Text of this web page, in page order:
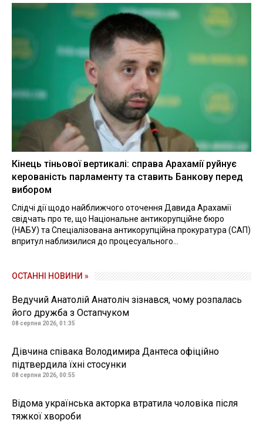
Кінець тіньової вертикалі: справа Арахамії руйнує
керованість парламенту та ставить Банкову перед
вибором
Слідчі дії щодо найближчого оточення Давида Арахамії
свідчать про те, що Національне антикорупційне бюро
(НАБУ) та Спеціалізована антикорупційна прокуратура (САП)
впритул наблизилися до процесуального...
ОСТАННІ НОВИНИ »
Ведучий Анатолій Анатоліч зізнався, чому розпалась
його дружба з Остапчуком
08 серпня 2026, 01:35
Дівчина співака Володимира Дантеса офіційно
підтвердила їхні стосунки
08 серпня 2026, 00:55
Відома українська акторка втратила чоловіка після
тяжкої хвороби